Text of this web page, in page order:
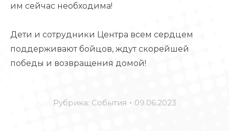
им сейчас необходима!
Дети и сотрудники Центра всем сердцем
поддерживают бойцов, ждут скорейшей
победы и возвращения домой!
Рубрика: События 09.06.2023